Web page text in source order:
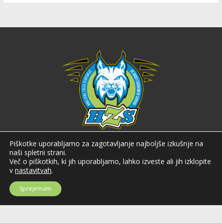
Hokejska zveza Slovenije
Hokejska zveza Slovenije (HZS) je krovna športna organizacija na področju
hokeja v Sloveniji. Organizira tekmovanja v različnih domačih in
mednarodnih hokejskih ligah in pokalih; pod njenim okriljem delujejo tudi
SI-1000 Ljubljana
Piškotke uporabljamo za zagotavljanje najboljše izkušnje na
naši spletni strani.
Več o piškotkih, ki jih uporabljamo, lahko izveste ali jih izklopite
v nastavitvah.
Sprejemam